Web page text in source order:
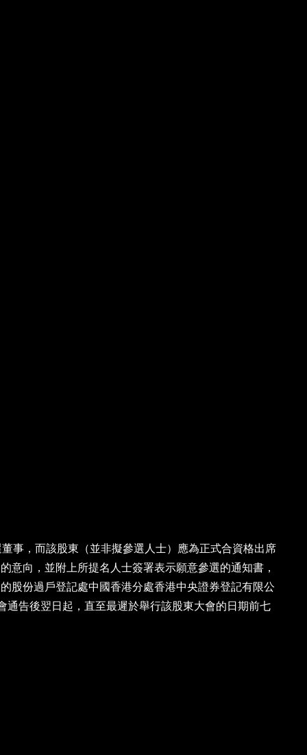
事，而該股東（並非擬參選人士）應為正式合資格出席
意向，並附上所提名人士簽署表示願意參選的通知書，
股份過戶登記處中國香港分處香港中央證券登記有限公
告後翌日起，直至最遲於舉行該股東大會的日期前七